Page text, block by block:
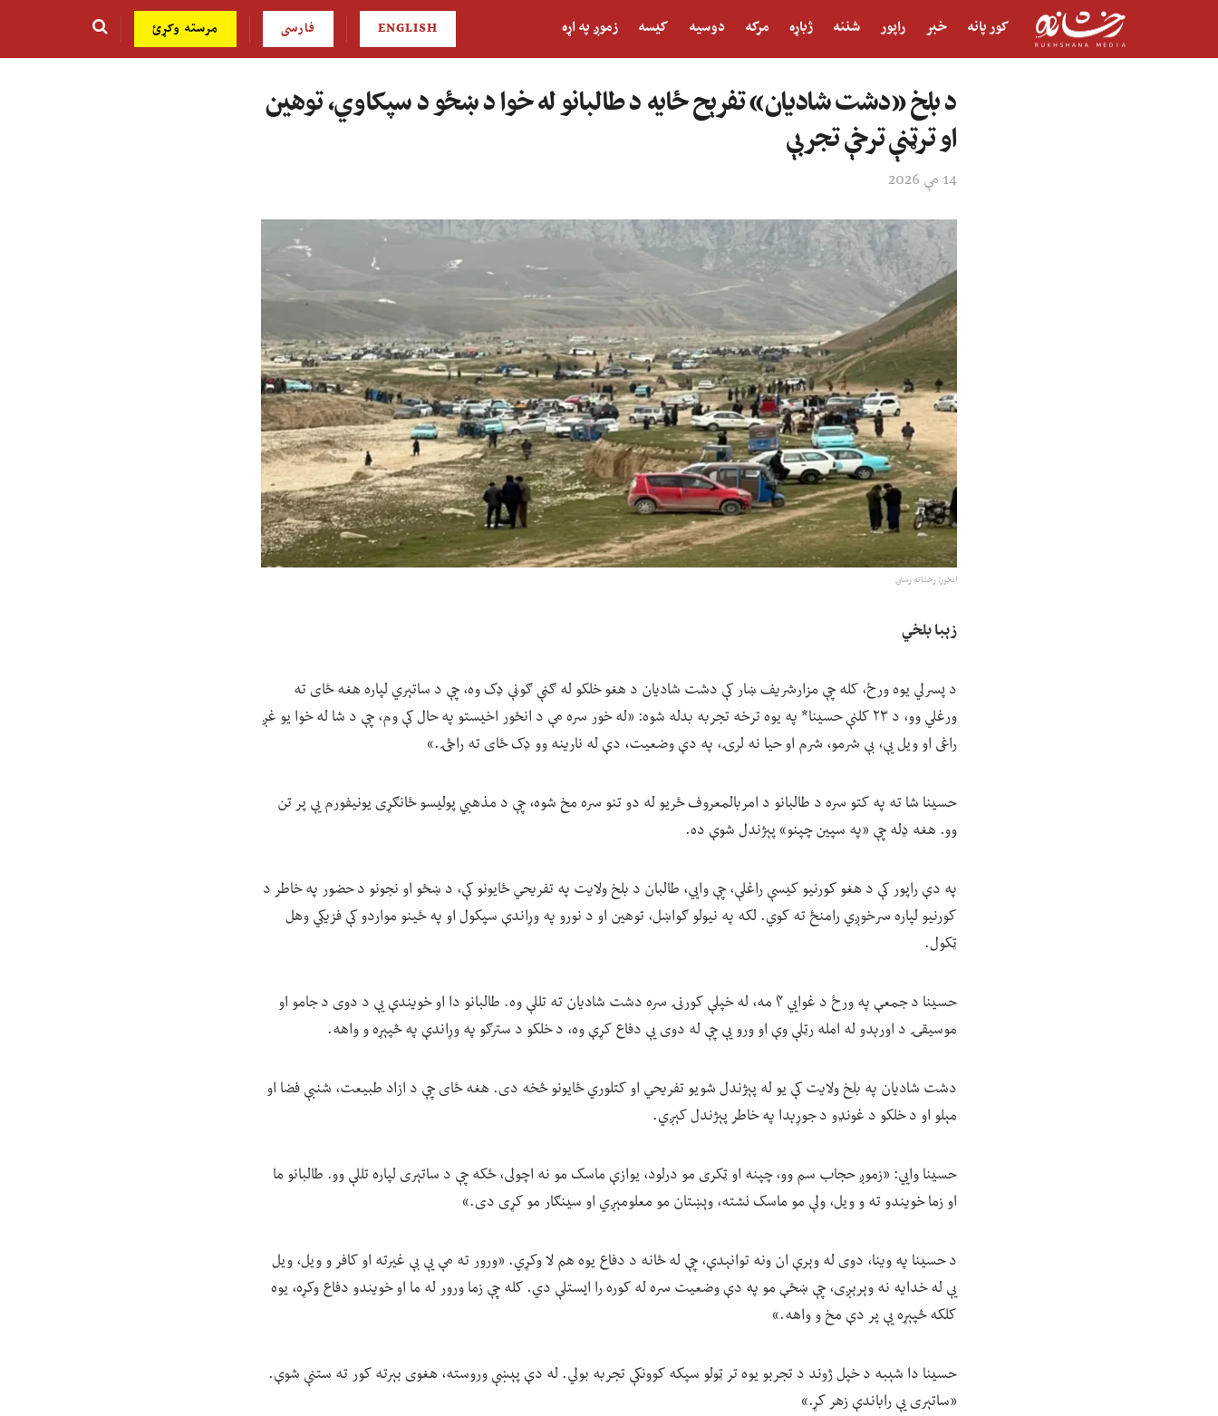
کور پانه خبر راپور شننه ژباړه مرکه دوسیه کیسه زموږ په اړه ENGLISH فارسی مرسته وکړئ
د بلخ «دشت شادیان» تفرېح ځایه د طالبانو له خوا د ښځو د سپکاوي، توهین
او ترټنې ترخې تجربې
14 مې 2026
انځور; رخشانه رسنۍ
زېبا بلخي
د پسرلي یوه ورځ، کله چې مزارشریف ښار کې دشت شادیان د هغو خلکو له ګڼې ګوڼې ډک وه، چې د ساتېري لپاره هغه ځای ته
ورغلي وو، د ۲۳ کلنې حسینا* په یوه ترخه تجربه بدله شوه: «له خور سره مې د انځور اخیستو په حال کې وم، چې د شا له خوا یو غږ
راغی او ویل یې، بې شرمو، شرم او حیا نه لرۍ، په دې وضعیت، دې له نارینه وو ډک ځای ته راځۍ.»
حسینا شا ته په کتو سره د طالبانو د امربالمعروف ځریو له دو تنو سره مخ شوه، چې د مذهبي پولیسو ځانګړی یونیفورم یې پر تن
وو. هغه ډله چې «په سپین چپنو» پېژندل شوې ده.
په دې راپور کې د هغو کورنیو کیسې راغلې، چې وايي، طالبان د بلخ ولایت په تفریحي ځایونو کې، د ښځو او نجونو د حضور په خاطر د
کورنیو لپاره سرخوږي رامنځ ته کوي. لکه په نیولو ګواښل، توهین او د نورو په وړاندې سپکول او په ځینو مواردو کې فزیکي وهل
ټکول.
حسینا د جمعې په ورځ د غوايي ۴ مه، له خپلې کورنۍ سره دشت شادیان ته تللې وه. طالبانو دا او خویندې یې د دوی د جامو او
موسیقۍ د اورېدو له امله رټلې وې او ورو یې چې له دوی یې دفاع کړې وه، د خلکو د سترګو په وړاندې په څپېړه و واهه.
دشت شادیان په بلخ ولایت کې یو له پېژندل شویو تفریحي او کتلوري ځایونو څخه دی. هغه ځای چې د ازاد طبیعت، شنبې فضا او
مېلو او د خلکو د غونډو د جوړېدا په خاطر پېژندل کېږي.
حسینا وايي: «زموږ حجاب سم وو، چپنه او ټکری مو درلود، یوازې ماسک مو نه اچولی، ځکه چې د ساتېری لپاره تللې وو. طالبانو ما
او زما خویندو ته و ویل، ولې مو ماسک نشته، وېښتان مو معلومېږي او سینګار مو کړی دی.»
د حسینا په وینا، دوی له وېرې ان ونه توانېدې، چې له ځانه د دفاع یوه هم لا وکړي. «ورور ته مې یې بې غیرته او کافر و ویل، ویل
یې له خدایه نه وېرېږی، چې ښځې مو په دې وضعیت سره له کوره را ایستلې دي. کله چې زما ورور له ما او خویندو دفاع وکړه، یوه
کلکه څپېړه یې پر دې مخ و واهه.»
حسینا دا شېبه د خپل ژوند د تجربو یوه تر ټولو سپکه کوونکې تجربه بولي. له دې پېښې وروسته، هغوی بېرته کور ته ستنې شوې.
«ساتېری یې راباندې زهر کړ.»